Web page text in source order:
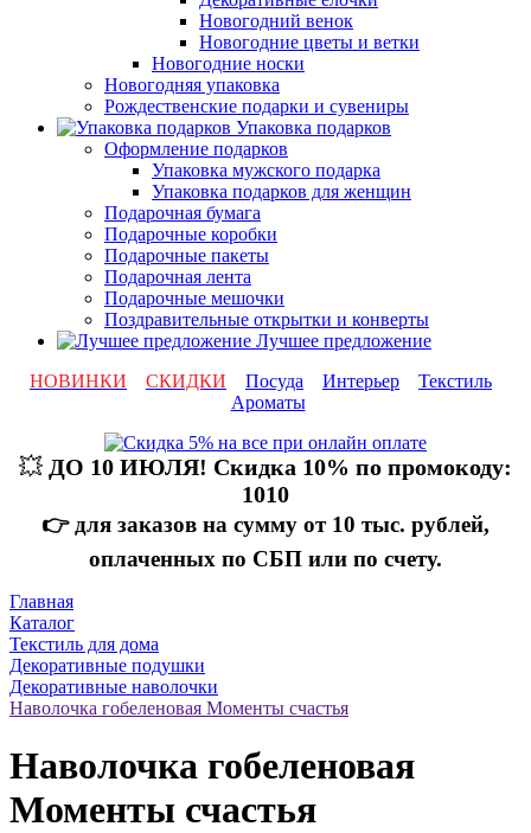
Новогодний венок
Новогодние цветы и ветки
Новогодние носки
Новогодняя упаковка
Рождественские подарки и сувениры
Упаковка подарков
Оформление подарков
Упаковка мужского подарка
Упаковка подарков для женщин
Подарочная бумага
Подарочные коробки
Подарочные пакеты
Подарочная лента
Подарочные мешочки
Поздравительные открытки и конверты
Лучшее предложение
НОВИНКИ
СКИДКИ Посуда Интерьер
Текстиль
Ароматы
💥 ДО 10 ИЮЛЯ! Скидка 10% по промокоду:
1010
👉 для заказов на сумму от 10 тыс. рублей,
оплаченных по СБП или по счету.
Главная
Каталог
Текстиль для дома
Декоративные подушки
Декоративные наволочки
Наволочка гобеленовая Моменты счастья
Наволочка гобеленовая
Моменты счастья